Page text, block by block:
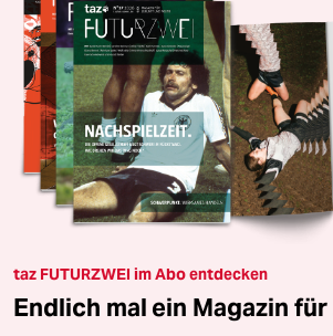
taz FUTURZWEI im Abo entdecken
Endlich mal ein Magazin